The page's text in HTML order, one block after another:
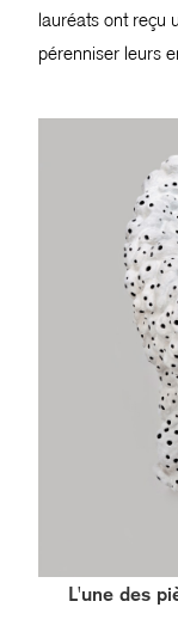
lauréats ont reçu
pérenniser leurs
L'une des